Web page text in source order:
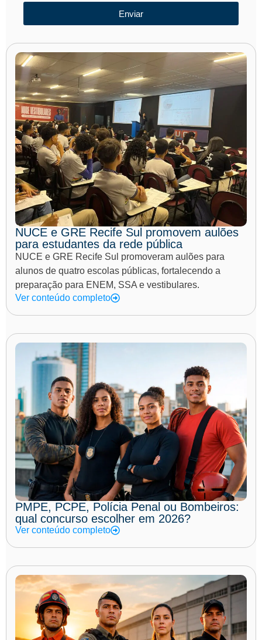
Enviar
NUCE e GRE Recife Sul promovem aulões
para estudantes da rede pública
NUCE e GRE Recife Sul promoveram aulões para
alunos de quatro escolas públicas, fortalecendo a
preparação para ENEM, SSA e vestibulares.
Ver conteúdo completo
PMPE, PCPE, Polícia Penal ou Bombeiros:
qual concurso escolher em 2026?
Ver conteúdo completo